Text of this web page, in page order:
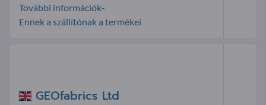
További információk-
Ennek a szállítónak a termékei
GEOfabrics Ltd